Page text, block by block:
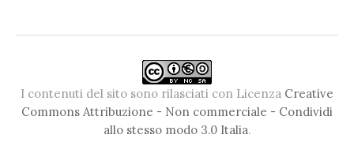
I contenuti del sito sono rilasciati con Licenza Creative
Commons Attribuzione - Non commerciale - Condividi
allo stesso modo 3.0 Italia.